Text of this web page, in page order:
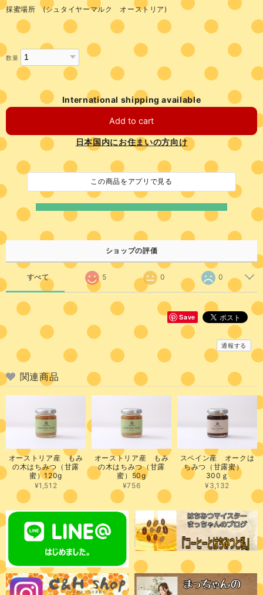
採蜜場所 (シュタイヤーマルク オーストリア)
数量
International shipping available
Add to cart
日本国内にお住まいの方向け
この商品をアプリで見る
ショップの評価
すべて 5 0 0
Save
通報する
関連商品
オーストリア産 もみ
の木はちみつ（甘露
蜜）120g
¥1,512
オーストリア産 もみ
の木はちみつ（甘露
蜜）50g
¥756
スペイン産 オークは
ちみつ（甘露蜜）
300ｇ
¥3,132